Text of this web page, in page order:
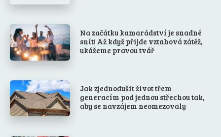
Na začátku kamarádství je snadné
snít! Až když přijde vztahová zátěž,
ukážeme pravou tvář
Jak zjednodušit život třem
generacím pod jednou střechou tak,
aby se navzájem neomezovaly